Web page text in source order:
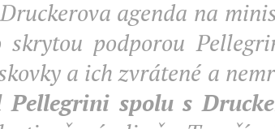
agenda na
podporou
a ich zvrátené a
spolu s